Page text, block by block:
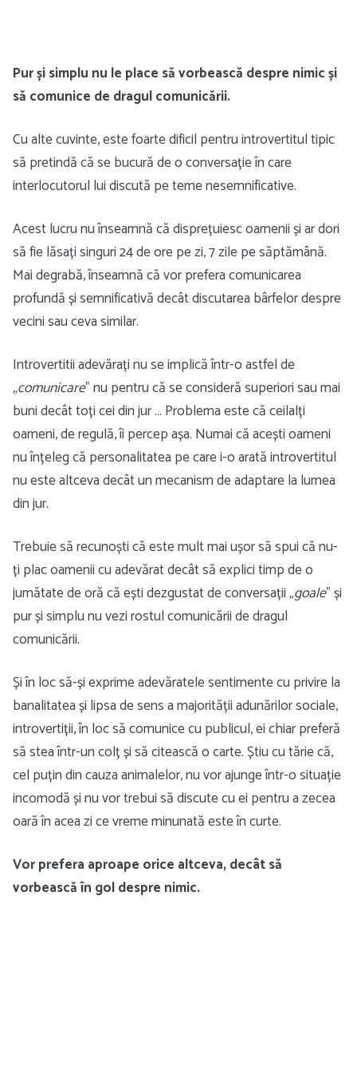
Pur și simplu nu le place să vorbească despre nimic și
să comunice de dragul comunicării.
Cu alte cuvinte, este foarte dificil pentru introvertitul tipic
să pretindă că se bucură de o conversație în care
interlocutorul lui discută pe teme nesemnificative.
Acest lucru nu înseamnă că disprețuiesc oamenii și ar dori
să fie lăsați singuri 24 de ore pe zi, 7 zile pe săptămână.
Mai degrabă, înseamnă că vor prefera comunicarea
profundă și semnificativă decât discutarea bârfelor despre
vecini sau ceva similar.
Introvertitii adevărați nu se implică într-o astfel de
„comunicare” nu pentru că se consideră superiori sau mai
buni decât toți cei din jur … Problema este că ceilalți
oameni, de regulă, îi percep așa. Numai că acești oameni
nu înțeleg că personalitatea pe care i-o arată introvertitul
nu este altceva decât un mecanism de adaptare la lumea
din jur.
Trebuie să recunoști că este mult mai ușor să spui că nu-
ți plac oamenii cu adevărat decât să explici timp de o
jumătate de oră că ești dezgustat de conversații „goale” și
pur și simplu nu vezi rostul comunicării de dragul
comunicării.
Și în loc să-și exprime adevăratele sentimente cu privire la
banalitatea și lipsa de sens a majorității adunărilor sociale,
introvertiții, în loc să comunice cu publicul, ei chiar preferă
să stea într-un colț și să citească o carte. Știu cu tărie că,
cel puțin din cauza animalelor, nu vor ajunge într-o situație
incomodă și nu vor trebui să discute cu ei pentru a zecea
oară în acea zi ce vreme minunată este în curte.
Vor prefera aproape orice altceva, decât să
vorbească în gol despre nimic.